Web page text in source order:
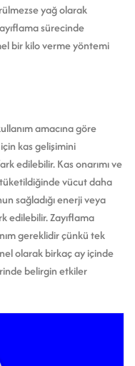
yağ olarak
sürecinde
bir kilo verme yöntemi
amacına göre
kas gelişimini
edilebilir. Kas onarımı ve
vücut daha
sağladığı enerji veya
edilebilir. Zayıflama
gereklidir çünkü tek
olarak birkaç ay içinde
belirgin etkiler